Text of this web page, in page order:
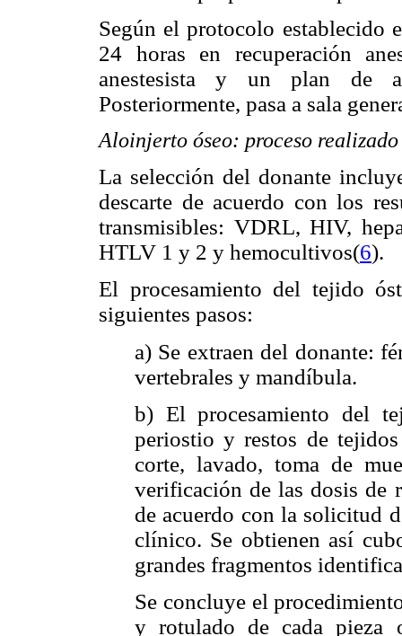
Según el protocolo establecido
24 horas en recuperación
anestesista y un plan de
Posteriormente, pasa a sala
Aloinjerto óseo: proceso
La selección del donante
descarte de acuerdo con los
transmisibles: VDRL, HIV,
HTLV 1 y 2 y hemocultivos(6).
El procesamiento del tejido
siguientes pasos:
a) Se extraen del donante:
vertebrales y mandíbula.
b) El procesamiento del
periostio y restos de
corte, lavado, toma de
verificación de las dosis de
de acuerdo con la solicitud
clínico. Se obtienen así
grandes fragmentos
Se concluye el
y rotulado de cada pieza